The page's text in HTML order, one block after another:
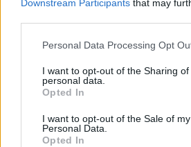
Downstream Participants that may
Please note that this website/app
not limited to your visit or usage
grant or deny consent to Google and
use your data for below specified
consent section.
Personal Data Processing Opt
I want to opt-out of the Sharing of
personal data.
Opted In
I want to opt-out of the Sale of my
Personal Data.
Opted In
elengedésről faggattam, az
Gáspár Sándor a kockás
nincsen. Nincsen múlt nélkül
agykontroll "egyre jobban érzem
skandálása. Folytatás van. És
meg kell élni. Ingmar Bergman
otthagyvalenni, kiszakadni
meghalni.